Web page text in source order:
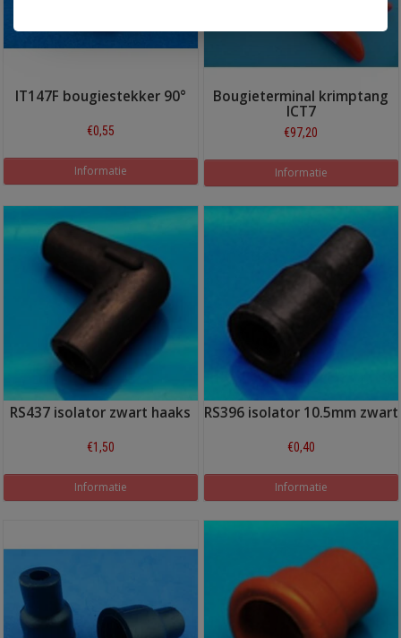
IT147F bougiestekker 90°
€0,55
Informatie
Bougieterminal krimptang
ICT7
€97,20
Informatie
RS437 isolator zwart haaks
€1,50
Informatie
RS396 isolator 10.5mm zwart
€0,40
Informatie